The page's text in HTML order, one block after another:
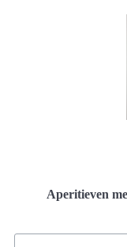
Aperitieven